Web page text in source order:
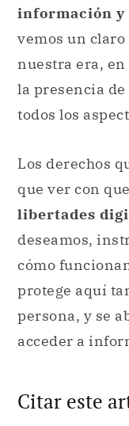
información y
vemos un
nuestra era,
la presencia
todos los
Los derechos
que ver con que
libertades
deseamos,
cómo
protege aquí
persona, y se
acceder a
Citar este